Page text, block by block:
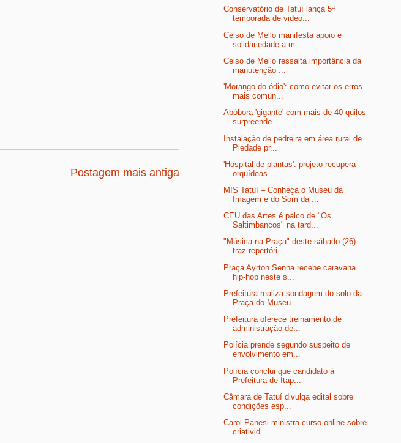
Postagem mais antiga
Conservatório de Tatuí lança 5ª
temporada de video...
Celso de Mello manifesta apoio e
solidariedade a m...
Celso de Mello ressalta importância da
manutenção ...
'Morango do ódio': como evitar os erros
mais comun...
Abóbora 'gigante' com mais de 40 quilos
surpreende...
Instalação de pedreira em área rural de
Piedade pr...
'Hospital de plantas': projeto recupera
orquídeas ...
MIS Tatuí – Conheça o Museu da
Imagem e do Som da ...
CEU das Artes é palco de "Os
Saltimbancos" na tard...
"Música na Praça" deste sábado (26)
traz repertóri...
Praça Ayrton Senna recebe caravana
hip-hop neste s...
Prefeitura realiza sondagem do solo da
Praça do Museu
Prefeitura oferece treinamento de
administração de...
Polícia prende segundo suspeito de
envolvimento em...
Polícia conclui que candidato à
Prefeitura de Itap...
Câmara de Tatuí divulga edital sobre
condições esp...
Carol Panesi ministra curso online sobre
criativid...